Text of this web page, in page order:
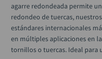
agarre redondeada permite
redondeo de tuercas,
estándares internacionales
en múltiples aplicaciones en
tornillos o tuercas. Ideal para